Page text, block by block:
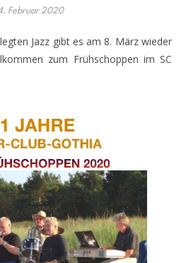
Februar 2020
zum Frühschoppen im SC